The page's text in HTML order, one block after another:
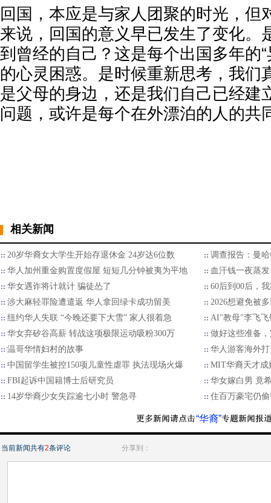
回国，本应是与家人团聚的时光，但
来说，回国的意义早已发生了变化。
到曾经的自己？这是每个出国多年的
的心灵困惑。是时候重新思考，我们
是父母的身边，还是我们自己已经建
问题，或许是每个在外漂泊的人的共
相关新闻
20岁华裔女大学生开始存退休金 24岁达6位数
调查报告：曼
华人加州重金购置度假屋 短短几分钟被夷为平地
血汗钱一夜蒸
华女遇诈将计就计 骗徒怂了
60后到00后，
涉大麻轻罪险遭遣返 华人拿回绿卡成功留美
2026想避免被
纽约华人失联 “今晚还要下大雪” 家人很着急
AI"教母"李飞飞
华女弃矽谷高薪 转战这项极限运动吸粉300万
做好这些准备
温哥华情妇村的故事
华人游客海外
中国留学生被控150项儿童性虐罪 执法现场火爆
MIT华裔天才成
FBI起诉中国籍博士后研究员
华女嫁白男 竟
14岁华裔少女失踪逾七小时 警急寻
住百万豪宅仍
“华裔”
当前新闻共有2条评论 分享到：